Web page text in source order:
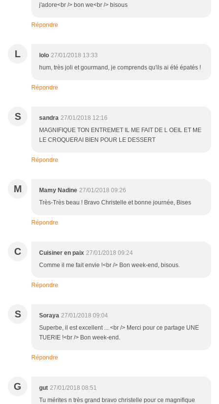
j'adore<br /> bon we<br /> bisous
Répondre
L lolo 27/01/2018 13:33
hum, très joli et gourmand, je comprends qu'ils ai été épatés !
Répondre
S sandra 27/01/2018 12:16
MAGNIFIQUE TON ENTREMET IL ME FAIT DE L OEIL ET ME
LE CROQUERAI BIEN POUR LE DESSERT
Répondre
M Mamy Nadine 27/01/2018 09:26
Très-Très beau ! Bravo Christelle et bonne journée, Bises
Répondre
C Cuisiner en paix 27/01/2018 09:24
Comme il me fait envie !<br /> Bon week-end, bisous.
Répondre
S Soraya 27/01/2018 09:04
Superbe, il est excellent ... <br /> Merci pour ce partage UNE
TUERIE !<br /> Bon week-end.
Répondre
G gut 27/01/2018 08:51
Tu mérites n très grand bravo christelle pour ce magnifique